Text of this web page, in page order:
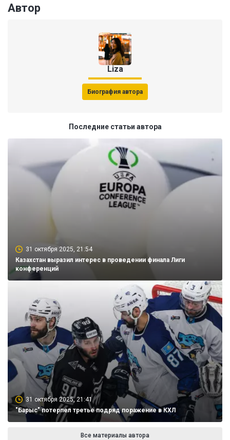
Автор
Liza
Биография автора
Последние статьи автора
31 октября 2025, 21:54
Казахстан выразил интерес в проведении финала Лиги
конференций
31 октября 2025, 21:41
"Барыс" потерпел третье подряд поражение в КХЛ
Все материалы автора